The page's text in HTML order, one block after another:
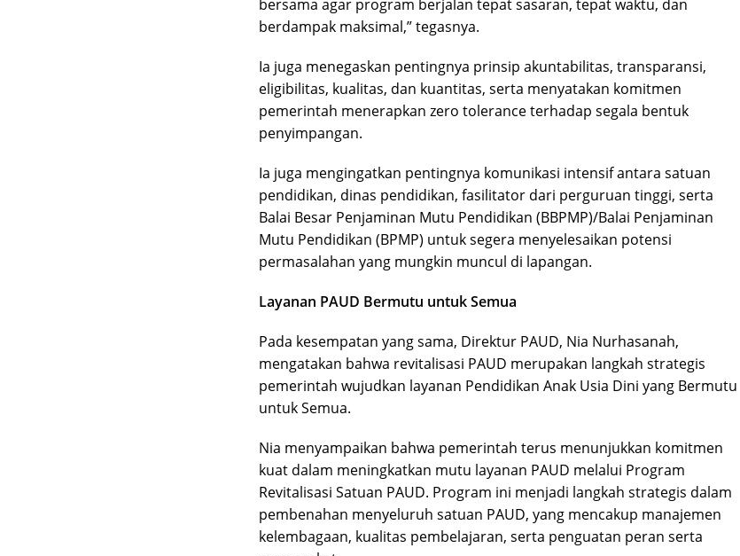
bersama agar program berjalan tepat sasaran, tepat waktu, dan
berdampak maksimal,” tegasnya.
Ia juga menegaskan pentingnya prinsip akuntabilitas, transparansi,
eligibilitas, kualitas, dan kuantitas, serta menyatakan komitmen
pemerintah menerapkan zero tolerance terhadap segala bentuk
penyimpangan.
Ia juga mengingatkan pentingnya komunikasi intensif antara satuan
pendidikan, dinas pendidikan, fasilitator dari perguruan tinggi, serta
Balai Besar Penjaminan Mutu Pendidikan (BBPMP)/Balai Penjaminan
Mutu Pendidikan (BPMP) untuk segera menyelesaikan potensi
permasalahan yang mungkin muncul di lapangan.
Layanan PAUD Bermutu untuk Semua
Pada kesempatan yang sama, Direktur PAUD, Nia Nurhasanah,
mengatakan bahwa revitalisasi PAUD merupakan langkah strategis
pemerintah wujudkan layanan Pendidikan Anak Usia Dini yang Bermutu
untuk Semua.
Nia menyampaikan bahwa pemerintah terus menunjukkan komitmen
kuat dalam meningkatkan mutu layanan PAUD melalui Program
Revitalisasi Satuan PAUD. Program ini menjadi langkah strategis dalam
pembenahan menyeluruh satuan PAUD, yang mencakup manajemen
kelembagaan, kualitas pembelajaran, serta penguatan peran serta